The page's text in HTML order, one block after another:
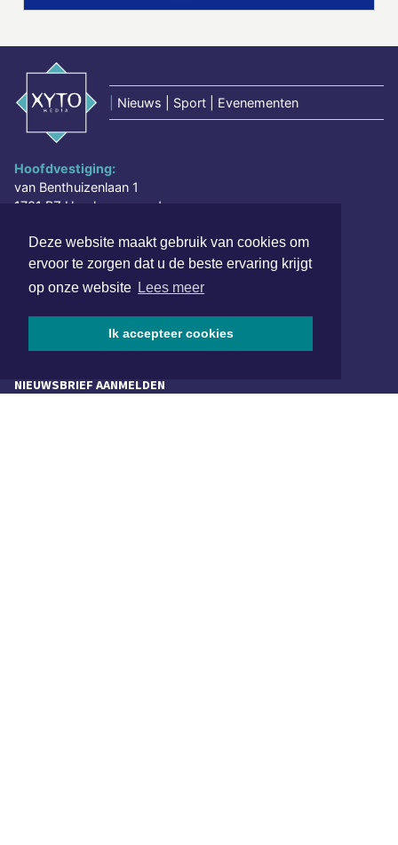
Deze website maakt gebruik van cookies om
ervoor te zorgen dat u de beste ervaring krijgt
op onze website Lees meer
Ik accepteer cookies
Nieuws | Sport | Evenementen
Hoofdvestiging:
van Benthuizenlaan 1
1701 BZ Heerhugowaard
072 8200 600
redactie@xyto.nl
www.xyto.nl
SOCIAL MEDIA
NIEUWSBRIEF AANMELDEN